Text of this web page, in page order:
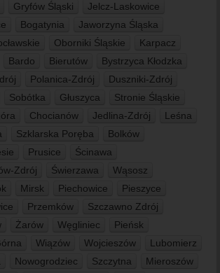
Gryfów Śląski
Jelcz-Laskowice
Bogatynia
Jaworzyna Śląska
Oborniki Śląskie
Karpacz
Bardo Bierutów
Bystrzyca Kłodzka
Polanica-Zdrój
Duszniki-Zdrój
Sobótka Głuszyca
Stronie Śląskie
Chocianów Jedlina-Zdrój
Leśna
Szklarska Poręba
Bolków
Prusice
Ścinawa
Zdrój
Świerzawa
Wąsosz
Mirsk Piechowice
Pieszyce
Przemków
Szczawno Zdrój
Żarów Węgliniec
Pieńsk
Wiązów Wojcieszów
Lubomierz
Nowogrodziec Szczytna
Mieroszów